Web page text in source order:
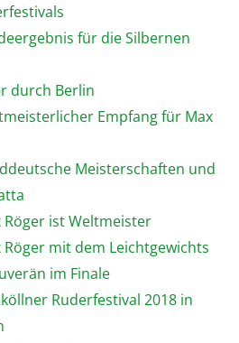
für die Silbernen
durch Berlin
Empfang für Max
Meisterschaften und
Röger ist Weltmeister
Röger mit dem Leichtgewichts
im Finale
Ruderfestival 2018 in